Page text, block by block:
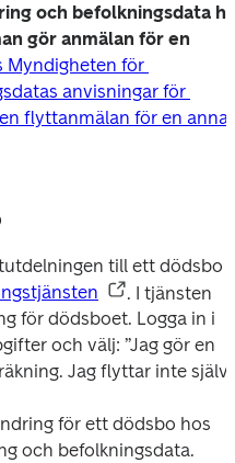
och befolkningsdata
gör anmälan för en
Myndigheten för
anvisningar för
flyttanmälan för en
till ett dödsbo
. I tjänsten
för dödsboet. Logga in i
och välj: ”Jag gör en
Jag flyttar inte
för ett dödsbo hos
och befolkningsdata.